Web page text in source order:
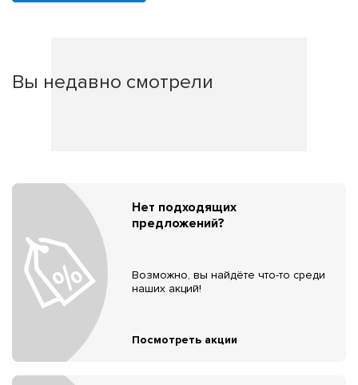
Вы недавно смотрели
Нет подходящих
предложений?
Возможно, вы найдёте что-то среди
наших акций!
Посмотреть акции